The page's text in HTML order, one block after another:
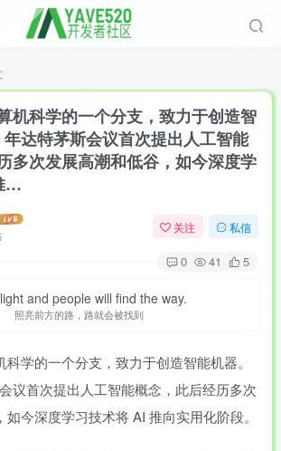
机科学的一个分支，致力于创造智
达特茅斯会议首次提出人工智能
多次发展高潮和低谷，如今深度学
…
关注 私信
0 41 5
and people will find the way.
照亮前方的路，路就会被找到
科学的一个分支，致力于创造智能机器。
议首次提出人工智能概念，此后经历多次
今深度学习技术将 AI 推向实用化阶段。